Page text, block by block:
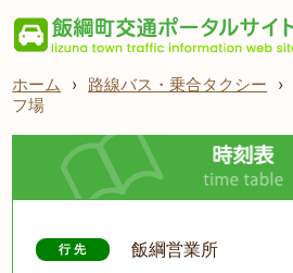
ホーム › 路線バス・乗合タクシー ›
フ場
行先 飯綱営業所